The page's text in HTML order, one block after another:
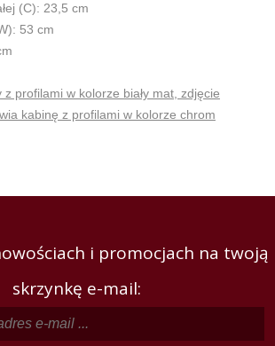
(C): 23,5 cm
53 cm
profilami w kolorze biały mat, zdjęcie
kabinę z profilami w kolorze chrom
i promocjach na twoją
skrzynkę e-mail: